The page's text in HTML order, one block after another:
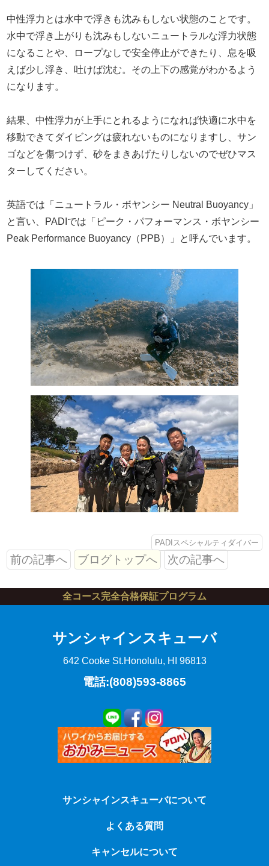
中性浮力とは水中で浮きも沈みもしない状態のことです。
水中で浮き上がりも沈みもしないニュートラルな浮力状態
になることや、ロープなしで安全停止ができたり、息を吸
えば少し浮き、吐けば沈む。その上下の感覚がわかるよう
になります。
結果、中性浮力が上手にとれるようになれば快適に水中を
移動できてダイビングは疲れないものになりますし、サン
ゴなどを傷つけず、砂をまきあげたりしないのでぜひマス
ターしてください。
英語では「ニュートラル・ボヤンシー Neutral Buoyancy」
と言い、PADIでは「ピーク・パフォーマンス・ボヤンシー
Peak Performance Buoyancy（PPB）」と呼んでいます。
PADIスペシャルティダイバー
前の記事へ ブログトップへ 次の記事へ
全コース完全合格保証プログラム
サンシャインスキューバ
642 Cooke St.Honolulu, HI 96813
電話:(808)593-8865
サンシャインスキューバについて
よくある質問
キャンセルについて